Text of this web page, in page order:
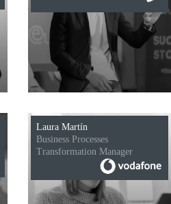
Laura Martín
Business Processes
Transformation Manager